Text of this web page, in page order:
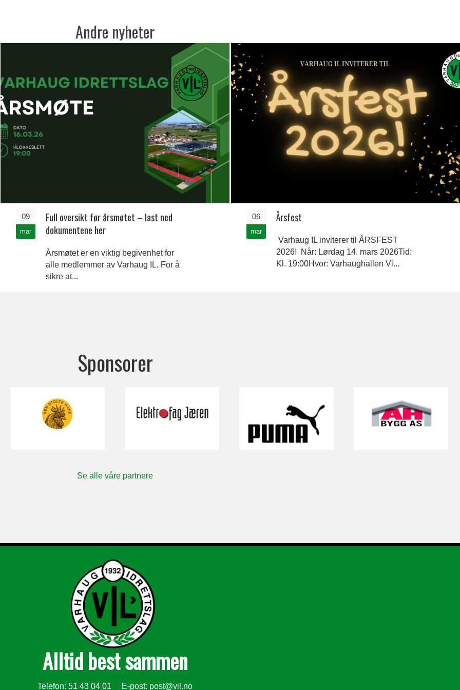
Andre nyheter
09
mar
Full oversikt før årsmøtet – last ned
dokumentene her
Årsmøtet er en viktig begivenhet for
alle medlemmer av Varhaug IL. For å
sikre at...
06
mar
Årsfest
Varhaug IL inviterer til ÅRSFEST
2026! Når: Lørdag 14. mars 2026Tid:
Kl. 19:00Hvor: Varhaughallen Vi...
Sponsorer
Se alle våre partnere
Alltid best sammen
Telefon: 51 43 04 01 E-post: post@vil.no